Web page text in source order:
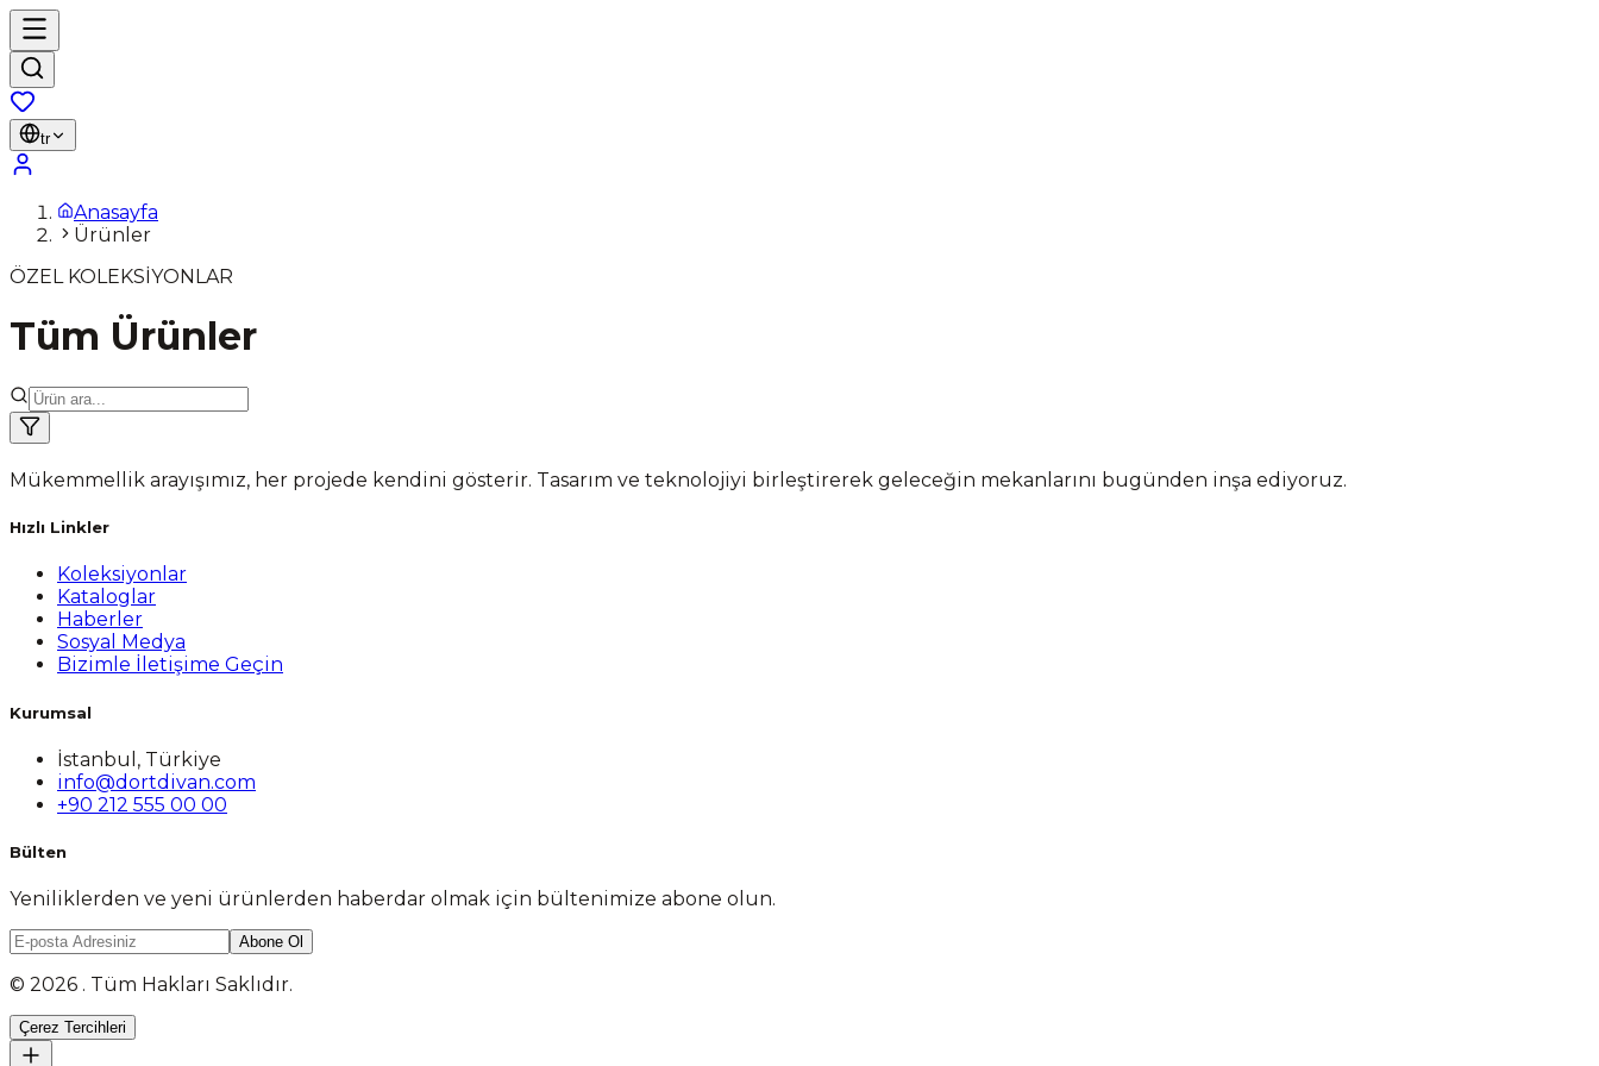
tr
Anasayfa
Ürünler
ÖZEL KOLEKSİYONLAR
Tüm Ürünler
Mükemmellik arayışımız, her projede kendini gösterir. Tasarım ve teknolojiyi birleştirerek geleceğin mekanlarını bugünden inşa ediyoruz.
Hızlı Linkler
Koleksiyonlar
Kataloglar
Haberler
Sosyal Medya
Bizimle İletişime Geçin
Kurumsal
İstanbul, Türkiye
info@dortdivan.com
+90 212 555 00 00
Bülten
Yeniliklerden ve yeni ürünlerden haberdar olmak için bültenimize abone olun.
Abone Ol
© 2026 . Tüm Hakları Saklıdır.
Çerez Tercihleri